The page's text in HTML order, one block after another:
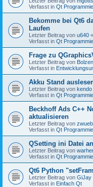
Verfasst in Qt
Bekomme bei Qt6
Laufen
Letzter Beitrag von u640 «
Verfasst in Qt
Frage zu
Letzter Beitrag von Bolzen
Verfasst in
Akku Stand
Letzter Beitrag von kendo
Verfasst in Qt
Beckhoff Ads C++
aktualisieren
Letzter Beitrag von
Verfasst in Qt
QSetting ini Datei
Letzter Beitrag von
Verfasst in Qt
Qt6 Python
Letzter Beitrag von GiJay
Verfasst in Einfach Qt